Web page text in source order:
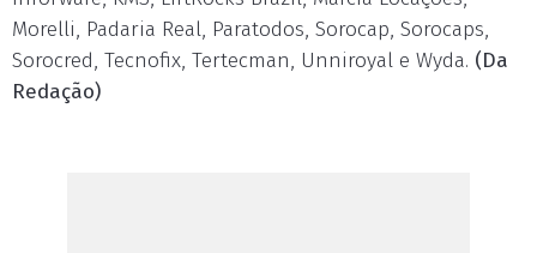
Morelli, Padaria Real, Paratodos, Sorocap, Sorocaps,
Sorocred, Tecnofix, Tertecman, Unniroyal e Wyda. (Da
Redação)